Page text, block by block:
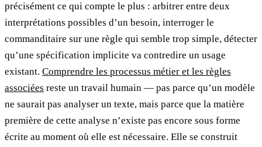
précisément ce qui compte le plus : arbitrer entre deux
interprétations possibles d’un besoin, interroger le
commanditaire sur une règle qui semble trop simple, détecter
qu’une spécification implicite va contredire un usage
existant. Comprendre les processus métier et les règles
associées reste un travail humain — pas parce qu’un modèle
ne saurait pas analyser un texte, mais parce que la matière
première de cette analyse n’existe pas encore sous forme
écrite au moment où elle est nécessaire. Elle se construit